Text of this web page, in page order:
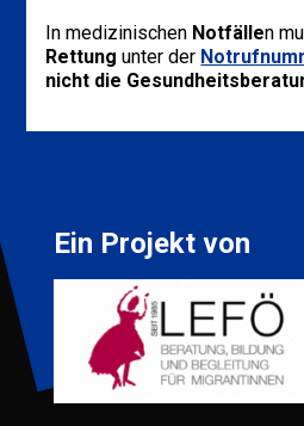
In medizinischen Notfällen
Rettung unter der
nicht die
Ein Projekt von